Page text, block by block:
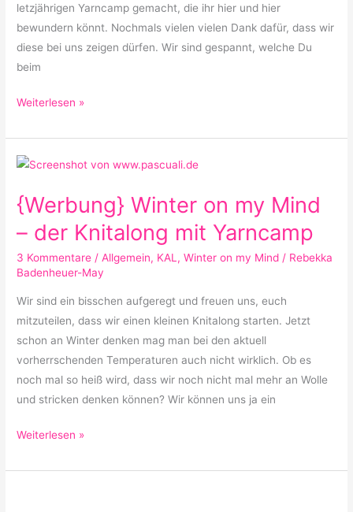
letzjährigen Yarncamp gemacht, die ihr hier und hier
bewundern könnt. Nochmals vielen vielen Dank dafür, dass wir
diese bei uns zeigen dürfen. Wir sind gespannt, welche Du
beim
Weiterlesen »
{Werbung} Winter on my Mind
– der Knitalong mit Yarncamp
3 Kommentare /Allgemein, KAL ,Winter on my Mind / Rebekka
Badenheuer-May
Wir sind ein bisschen aufgeregt und freuen uns, euch
mitzuteilen, dass wir einen kleinen Knitalong starten. Jetzt
schon an Winter denken mag man bei den aktuell
vorherrschenden Temperaturen auch nicht wirklich. Ob es
noch mal so heiß wird, dass wir noch nicht mal mehr an Wolle
und stricken denken können? Wir können uns ja ein
{Werbung}
on
Mind
–
Knitalong
mit
Yarncamp
Weiterlesen »